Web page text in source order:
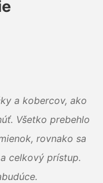
a kobercov, ako
Všetko prebehlo
rovnako sa
celkový prístup.